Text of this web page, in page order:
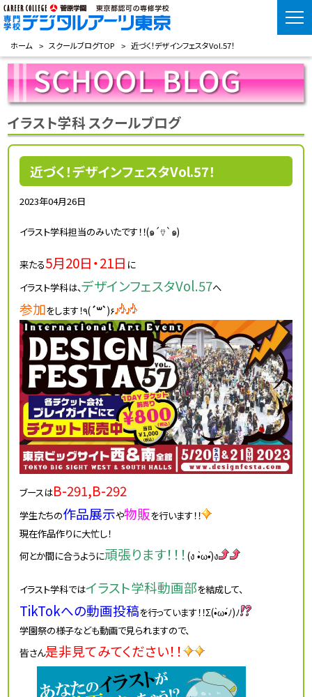
ホーム スクールブログTOP 近づく！デザインフェスタVol.57！
イラスト学科 スクールブログ
近づく！デザインフェスタVol.57！
2023年04月26日
イラスト学科担当のみいたです！！(๑´⍢`๑)
来たる5月20日・21日 に
イラスト学科は、デザインフェスタVol.57へ
参加 をします！٩(´꒳`)۶
ブースはB-291,B-292
学生たちの作品展示や物販を行います！！
現在作品作りに大忙し！
何とか間に合うように頑張ります！！！(ง •̀ω•́)ง
イラスト学科ではイラスト学科動画部を結成して、
TikTokへの動画投稿を行っています！！Σ(•̀ω•́ﾉ)ﾉ
学園祭の様子なども動画で見られますので、
皆さん是非見てみてください！！